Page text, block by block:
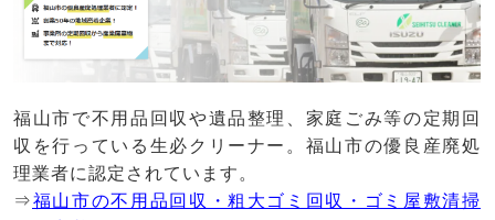
福山市で不用品回収や遺品整理、家庭ごみ等の定期回
収を行っている生必クリーナー。福山市の優良産廃処
理業者に認定されています。
⇒福山市の不用品回収・粗大ゴミ回収・ゴミ屋敷清掃